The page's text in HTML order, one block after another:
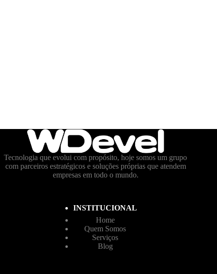
Tecnologia que evolui com propósito, hoje somos um grupo
com parceiros estratégicos e soluções próprias que atendem
empresas em todo o mundo.
INSTITUCIONAL
Home
Quem Somos
Serviços
Blog